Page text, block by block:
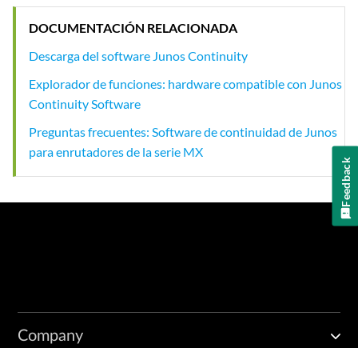
DOCUMENTACIÓN RELACIONADA
Descarga del software Junos Continuity
Explorador de funciones: hardware compatible con Junos
Continuity Software
Preguntas frecuentes: Software de continuidad de Junos
para enrutadores de la serie MX
Company
Feedback